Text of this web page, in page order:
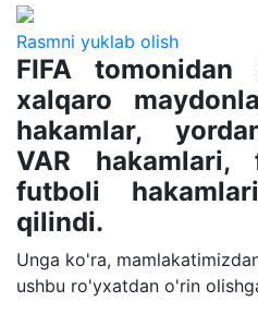
Rasmni yuklab olish
FIFA
xalqaro
hakamlar,
VAR
futboli
qilindi.
Unga ko'ra,
ushbu ro'yxatdan o'rin